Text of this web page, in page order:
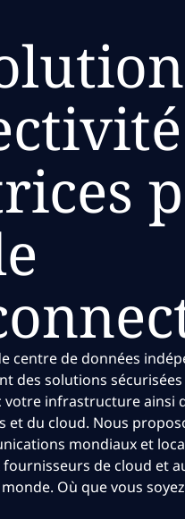
centre de données
des solutions
infrastructure ainsi
et du cloud. Nous
mondiaux et
fournisseurs de cloud et
Où que vous